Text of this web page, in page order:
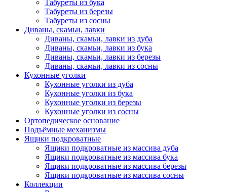
Табуреты из бука
Табуреты из березы
Табуреты из сосны
Диваны, скамьи, лавки
Диваны, скамьи, лавки из дуба
Диваны, скамьи, лавки из бука
Диваны, скамьи, лавки из березы
Диваны, скамьи, лавки из сосны
Кухонные уголки
Кухонные уголки из дуба
Кухонные уголки из бука
Кухонные уголки из березы
Кухонные уголки из сосны
Ортопедическое основание
Подъёмные механизмы
Ящики подкроватные
Ящики подкроватные из массива дуба
Ящики подкроватные из массива бука
Ящики подкроватные из массива березы
Ящики подкроватные из массива сосны
Коллекции